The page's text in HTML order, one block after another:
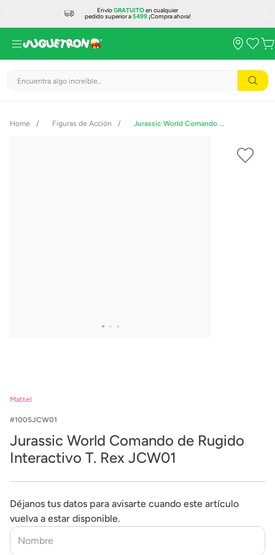
EnvíoGRATUITOen cualquier
pedido superior a$499¡Compra ahora!
Encuentra algo increíble...
Figuras de Acción Jurassic World Comando de Rugido Interactivo T. Rex JCW01
Mattel
1005JCW01
Jurassic World Comando de Rugido
Interactivo T. Rex JCW01
Déjanos tus datos para avisarte cuando este artículo
vuelva a estar disponible.